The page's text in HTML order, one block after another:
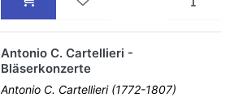
Antonio C. Cartellieri -
Bläserkonzerte
Antonio C. Cartellieri (1772-1807)